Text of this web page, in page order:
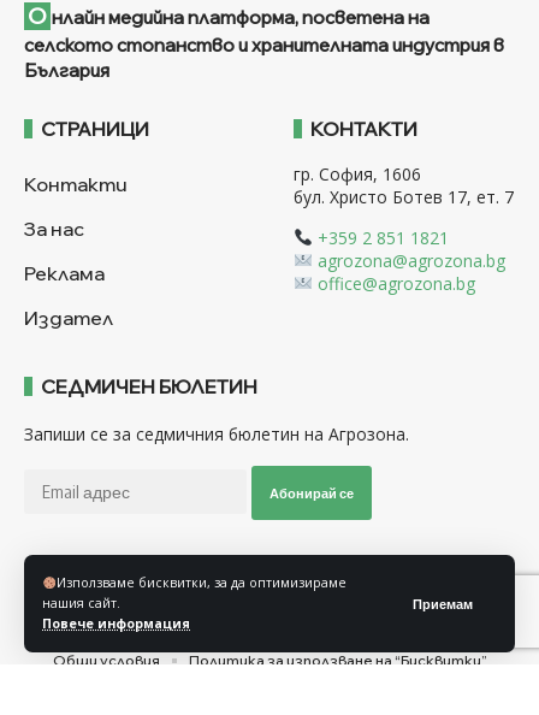
Използваме бисквитки, за да оптимизираме
нашия сайт.
Повече информация
Приемам
О нлайн медийна платформа, посветена на
селското стопанство и хранителната индустрия в
България
СТРАНИЦИ
Контакти
За нас
Реклама
Издател
КОНТАКТИ
гр. София, 1606
бул. Христо Ботев 17, ет. 7
+359 2 851 1821
agrozona@agrozona.bg
office@agrozona.bg
СЕДМИЧЕН БЮЛЕТИН
Запиши се за седмичния бюлетин на Агрозона.
Абонирай се
Последвайте ни
Общи условия
Политика за използване на “Бисквитки”